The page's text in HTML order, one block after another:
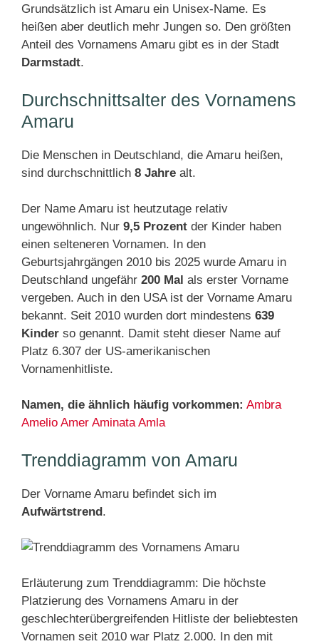
Grundsätzlich ist Amaru ein Unisex-Name. Es
heißen aber deutlich mehr Jungen so. Den größten
Anteil des Vornamens Amaru gibt es in der Stadt
Darmstadt.
Durchschnittsalter des Vornamens
Amaru
Die Menschen in Deutschland, die Amaru heißen,
sind durchschnittlich 8 Jahre alt.
Der Name Amaru ist heutzutage relativ
ungewöhnlich. Nur 9,5 Prozent der Kinder haben
einen selteneren Vornamen. In den
Geburtsjahrgängen 2010 bis 2025 wurde Amaru in
Deutschland ungefähr 200 Mal als erster Vorname
vergeben. Auch in den USA ist der Vorname Amaru
bekannt. Seit 2010 wurden dort mindestens 639
Kinder so genannt. Damit steht dieser Name auf
Platz 6.307 der US-amerikanischen
Vornamenhitliste.
Namen, die ähnlich häufig vorkommen: Ambra
Amelio Amer Aminata Amla
Trenddiagramm von Amaru
Der Vorname Amaru befindet sich im
Aufwärtstrend.
Erläuterung zum Trenddiagramm: Die höchste
Platzierung des Vornamens Amaru in der
geschlechterübergreifenden Hitliste der beliebtesten
Vornamen seit 2010 war Platz 2.000. In den mit